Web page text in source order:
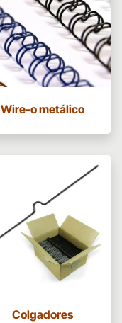
Wire-o metálico
Colgadores